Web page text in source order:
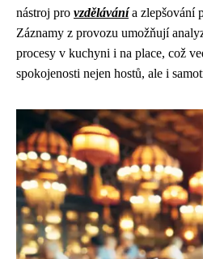
nástroj pro vzdělávánía zlepšování
Záznamy z provozu umožňují
procesy v kuchyni i na place, což
spokojenosti nejen hostů, ale i